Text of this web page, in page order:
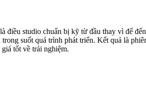
điều studio chuẩn bị kỹ từ đầu thay vì để
suốt quá trình phát triển. Kết quả là
tốt về trải nghiệm.